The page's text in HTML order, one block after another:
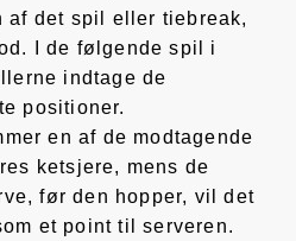
af det spil eller tiebreak,
I de følgende spil i
indtage de
positioner.
en af de modtagende
ketsjere, mens de
før den hopper, vil det
et point til serveren.